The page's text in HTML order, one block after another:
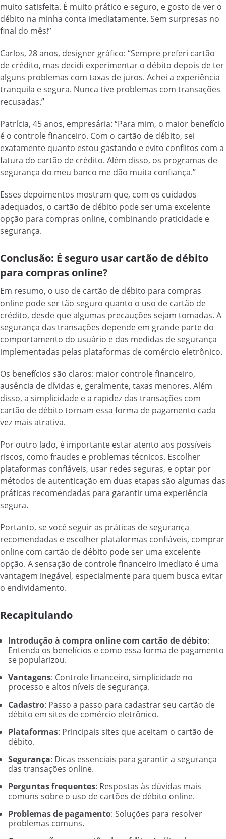
muito satisfeita. É muito prático e seguro, e gosto de ver o
débito na minha conta imediatamente. Sem surpresas no
final do mês!”
Carlos, 28 anos, designer gráfico: “Sempre preferi cartão
de crédito, mas decidi experimentar o débito depois de ter
alguns problemas com taxas de juros. Achei a experiência
tranquila e segura. Nunca tive problemas com transações
recusadas.”
Patrícia, 45 anos, empresária: “Para mim, o maior benefício
é o controle financeiro. Com o cartão de débito, sei
exatamente quanto estou gastando e evito conflitos com a
fatura do cartão de crédito. Além disso, os programas de
segurança do meu banco me dão muita confiança.”
Esses depoimentos mostram que, com os cuidados
adequados, o cartão de débito pode ser uma excelente
opção para compras online, combinando praticidade e
segurança.
Conclusão: É seguro usar cartão de débito
para compras online?
Em resumo, o uso de cartão de débito para compras
online pode ser tão seguro quanto o uso de cartão de
crédito, desde que algumas precauções sejam tomadas. A
segurança das transações depende em grande parte do
comportamento do usuário e das medidas de segurança
implementadas pelas plataformas de comércio eletrônico.
Os benefícios são claros: maior controle financeiro,
ausência de dívidas e, geralmente, taxas menores. Além
disso, a simplicidade e a rapidez das transações com
cartão de débito tornam essa forma de pagamento cada
vez mais atrativa.
Por outro lado, é importante estar atento aos possíveis
riscos, como fraudes e problemas técnicos. Escolher
plataformas confiáveis, usar redes seguras, e optar por
métodos de autenticação em duas etapas são algumas das
práticas recomendadas para garantir uma experiência
segura.
Portanto, se você seguir as práticas de segurança
recomendadas e escolher plataformas confiáveis, comprar
online com cartão de débito pode ser uma excelente
opção. A sensação de controle financeiro imediato é uma
vantagem inegável, especialmente para quem busca evitar
o endividamento.
Recapitulando
Introdução à compra online com cartão de débito:
Entenda os benefícios e como essa forma de pagamento
se popularizou.
Vantagens: Controle financeiro, simplicidade no
processo e altos níveis de segurança.
Cadastro: Passo a passo para cadastrar seu cartão de
débito em sites de comércio eletrônico.
Plataformas: Principais sites que aceitam o cartão de
débito.
Segurança: Dicas essenciais para garantir a segurança
das transações online.
Perguntas frequentes: Respostas às dúvidas mais
comuns sobre o uso de cartões de débito online.
Problemas de pagamento: Soluções para resolver
problemas comuns.